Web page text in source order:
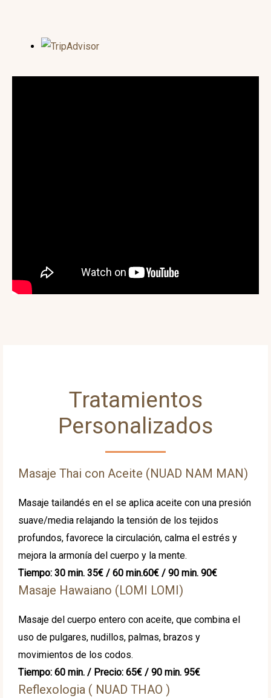
Tratamientos
Personalizados
Masaje Thai con Aceite (NUAD NAM MAN)
Masaje tailandés en el se aplica aceite con una presión
suave/media relajando la tensión de los tejidos
profundos, favorece la circulación, calma el estrés y
mejora la armonía del cuerpo y la mente.
Tiempo: 30 min. 35€ / 60 min.60€ / 90 min. 90€
Masaje Hawaiano (LOMI LOMI)
Masaje del cuerpo entero con aceite, que combina el
uso de pulgares, nudillos, palmas, brazos y
movimientos de los codos.
Tiempo: 60 min. / Precio: 65€ / 90 min. 95€
Reflexologia ( NUAD THAO )